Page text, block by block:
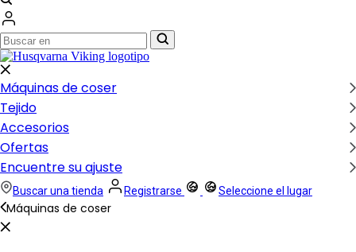
Buscar
en
Buscar
en
Máquinas de coser
Tejido
Accesorios
Ofertas
Encuentre su ajuste
Buscar una tienda Registrarse Seleccione el lugar
Máquinas de coser